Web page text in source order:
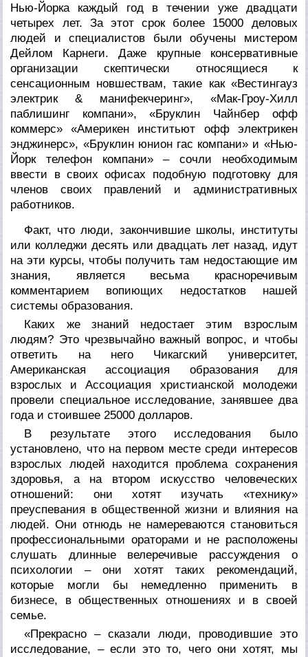
Нью-Йорка каждый год в течении уже двадцати
четырех лет. За этот срок более 15000 деловых
людей и специалистов были обучены мистером
Дейлом Карнеги. Даже крупные консервативные
организации скептически относящиеся к
сенсационным новшествам, такие как «Вестингауз
электрик & манифекчеринг», «Мак-Гроу-Хилл
паблишинг компани», «Бруклин Чайнбер офф
коммерс» «Америкен инститьют офф электрикен
энджинерс», «Бруклин юнион гас компани» и «Нью-
Йорк телефон компани» – сочли необходимым
ввести в своих офисах подобную подготовку для
членов своих правлений и административных
работников.
Факт, что люди, закончившие школы, институты
или колледжи десять или двадцать лет назад, идут
на эти курсы, чтобы получить там недостающие им
знания, является весьма красноречивым
комментарием вопиющих недостатков нашей
системы образования.
Каких же знаний недостает этим взрослым
людям? Это чрезвычайно важный вопрос, и чтобы
ответить на него Чикагский университет,
Американская ассоциация образования для
взрослых и Ассоциация христианской молодежи
провели специальное исследование, занявшее два
года и стоившее 25000 долларов.
В результате этого исследования было
установлено, что на первом месте среди интересов
взрослых людей находится проблема сохранения
здоровья, а на втором искусство человеческих
отношений: они хотят изучать «технику»
преуспевания в общественной жизни и влияния на
людей. Они отнюдь не намереваются становиться
профессиональными ораторами и не расположены
слушать длинные велеречивые рассуждения о
психологии – они хотят таких рекомендаций,
которые могли бы немедленно применить в
бизнесе, в общественных отношениях и в своей
семье.
«Прекрасно – сказали люди, проводившие это
исследование, – если это то, чего они хотят, мы